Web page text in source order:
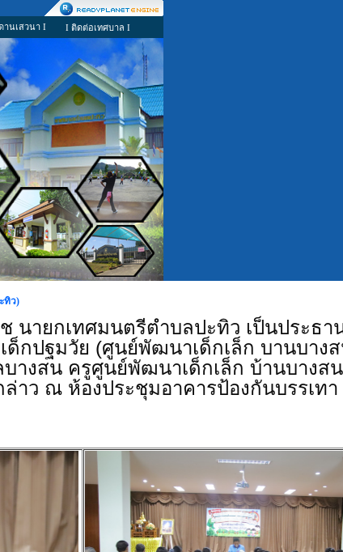
านเสวนา I I ติดต่อเทศบาล I
ทิว)
นายกเทศมนตรีตำบลปะทิว เป็นประธา
เด็กปฐมวัย (ศูนย์พัฒนาเด็กเล็ก บานบาง
างสน ครูศูนย์พัฒนาเด็กเล็ก บ้านบางส
าว ณ ห้องประชุมอาคารป้องกันบรรเทา